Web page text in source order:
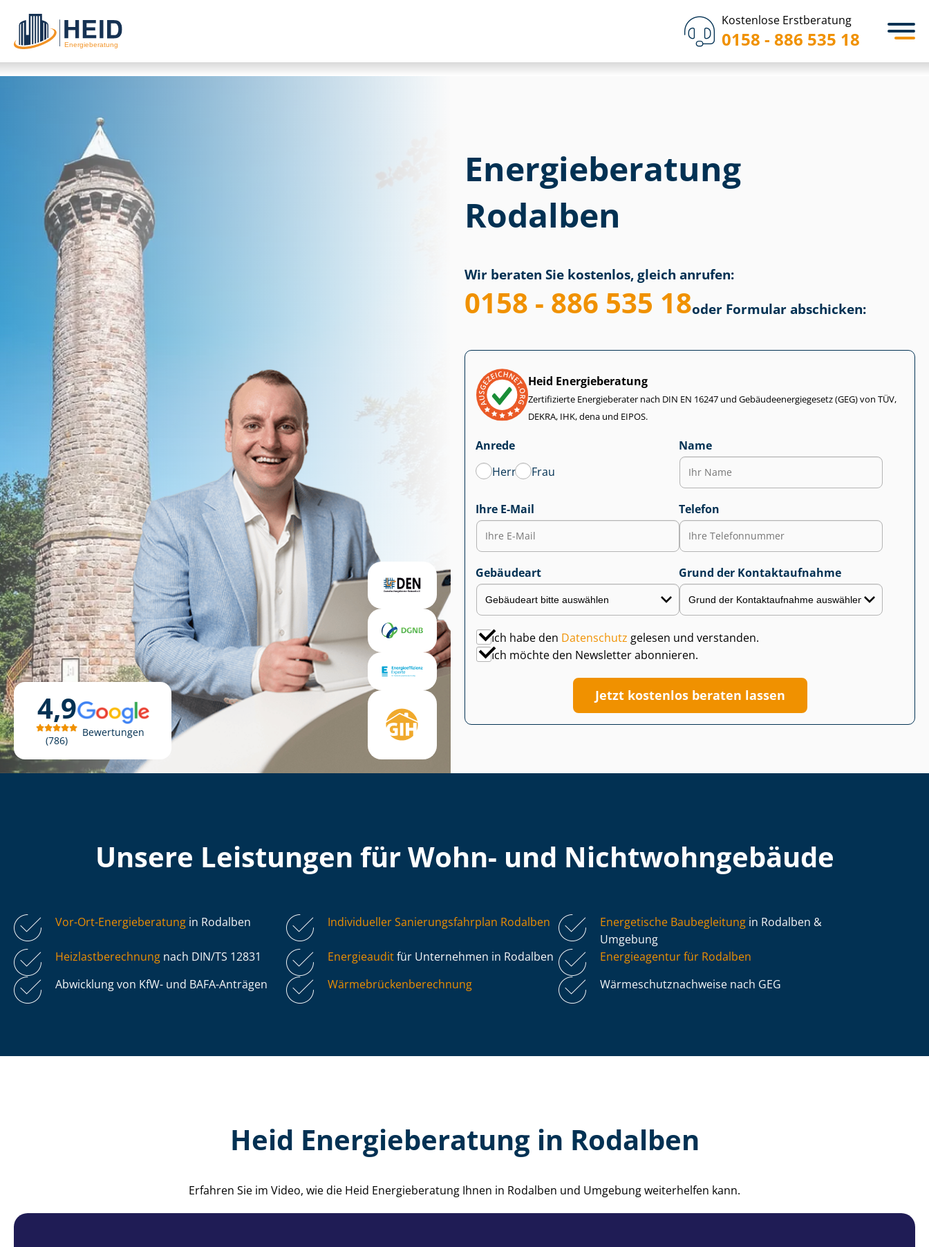
Kostenlose Erstberatung
0158 - 886 535 18
4,9
786
Bewertungen
Energieberatung
Rodalben
Wir beraten Sie kostenlos, gleich anrufen:
0158 - 886 535 18oder Formular abschicken:
Heid Energieberatung
Zertifizierte Energieberater nach DIN EN 16247 und Ge­bäu­de­en­er­gie­ge­setz (GEG) von TÜV,
DEKRA, IHK, dena und EIPOS.
Anrede
Herr
Frau
Name
Ihre E-Mail Telefon
Gebäudeart Grund der Kontaktaufnahme
Ich habe den Datenschutz gelesen und verstanden.
Ich möchte den Newsletter abonnieren.
Jetzt kostenlos beraten lassen
Unsere Leistungen für Wohn- und Nicht­wohn­ge­bäu­de
Vor-Ort-Energieberatung in Rodalben Individueller Sa­nie­rungs­fahr­plan Rodalben Energetische Baubegleitung in Rodalben &
Umgebung
Heiz­last­be­rech­nung nach DIN/TS 12831 Energieauditfür Unternehmen in Rodalben
Energieagentur für Rodalben
Abwicklung von KfW- und BAFA-Anträgen
Wär­me­brü­cken­be­rech­nung Wär­me­schutz­nach­wei­se nach GEG
Heid Energieberatung in Rodalben
Erfahren Sie im Video, wie die Heid Energieberatung Ihnen in Rodalben und Umgebung weiterhelfen kann.